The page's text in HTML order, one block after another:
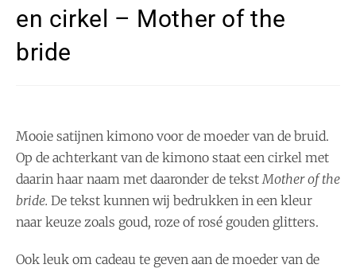
en cirkel – Mother of the
bride
Mooie satijnen kimono voor de moeder van de bruid.
Op de achterkant van de kimono staat een cirkel met
daarin haar naam met daaronder de tekstMother of the
bride. De tekst kunnen wij bedrukken in een kleur
naar keuze zoals goud, roze of rosé gouden glitters.
Ook leuk om cadeau te geven aan de moeder van de